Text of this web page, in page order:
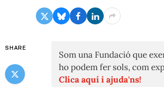
SHARE
Som una Fundació que
ho podem fer sols, com
Clica aquí i ajuda'ns!